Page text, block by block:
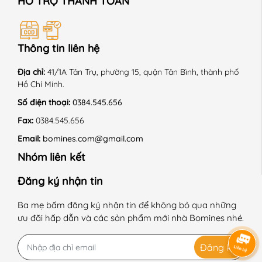
+ Giặt máy ở chế độ nhẹ, nhiệt độ thường.
+ Không sử dụng hóa chất tẩy có chứa Clo.
+ Phơi trong bóng mát.
+ Sấy thùng chế độ nhẹ nhàng.
+ Là ở nhiệt độ trung bình 150 độ C.
+ Giặt với sản phẩm cùng màu.
+ Không là lên chi tiết trang trí.
------------------------------------------------------------
#Bomines #quanaotreem #thoitrangtreem #begai
#betrai #chobe #dobochobe #dobobetrai #dobobegai
#dobochobegai #dobochobetrai #donguchobegai
#dobotreem #dongutreem #quanaongutreem
Thông tin liên hệ
Địa chỉ: 41/1A Tân Trụ, phường 15, quận Tân Bình, thành phố
Hồ Chí Minh.
Số điện thoại: 0384.545.656
Fax: 0384.545.656
Email: bomines.com@gmail.com
Nhóm liên kết
Đăng ký nhận tin
Ba mẹ bấm đăng ký nhận tin để không bỏ qua những
ưu đãi hấp dẫn và các sản phẩm mới nhà Bomines nhé.
Đăng ký